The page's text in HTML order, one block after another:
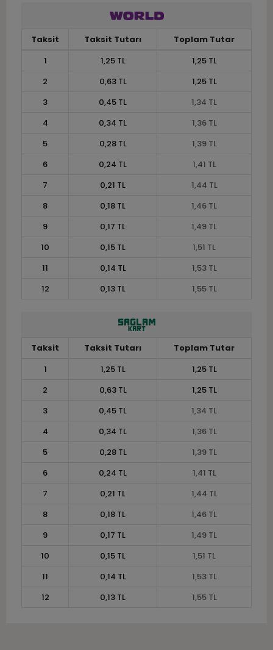
Taksit Taksit Tutarı
Toplam Tutar
1
1,25 TL
1,25 TL
2
0,63 TL
1,25 TL
3
0,45 TL
1,34 TL
4
0,34 TL
1,36 TL
5
0,28 TL
1,39 TL
6
0,24 TL
1,41 TL
7
0,21 TL
1,44 TL
8
0,18 TL
1,46 TL
9
0,17 TL
1,49 TL
10
0,15 TL
1,51 TL
11
0,14 TL
1,53 TL
12
0,13 TL 1,55 TL
Taksit Taksit Tutarı
Toplam Tutar
1
1,25 TL
1,25 TL
2
0,63 TL
1,25 TL
3
0,45 TL
1,34 TL
4
0,34 TL
1,36 TL
5
0,28 TL
1,39 TL
6
0,24 TL
1,41 TL
7
0,21 TL
1,44 TL
8
0,18 TL
1,46 TL
9
0,17 TL
1,49 TL
10
0,15 TL
1,51 TL
11
0,14 TL
1,53 TL
12
0,13 TL 1,55 TL